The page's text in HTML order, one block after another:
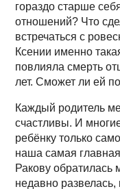
гораздо старше
отношений? Что
встречаться с
Ксении именно
повлияла смерть
лет. Сможет ли ей
Каждый родитель
счастливы. И
ребёнку только
наша самая
Ракову
недавно